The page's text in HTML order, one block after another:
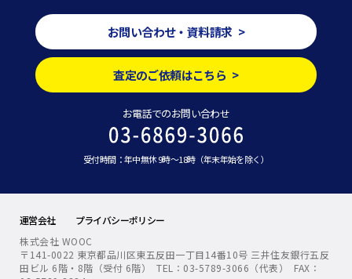
お問い合わせ・資料請求 >
査定のご依頼はこちら >
お電話でのお問い合わせ
受付時間：年中無休 9時～18時（年末年始を除く）
運営会社
プライバシーポリシー
株式会社 WOOC
〒141-0022 東京都品川区東五反田一丁目14番10号 三井住友銀行五反
田ビル 6階・8階（受付 6階） TEL：03-5789-3066（代表） FAX：